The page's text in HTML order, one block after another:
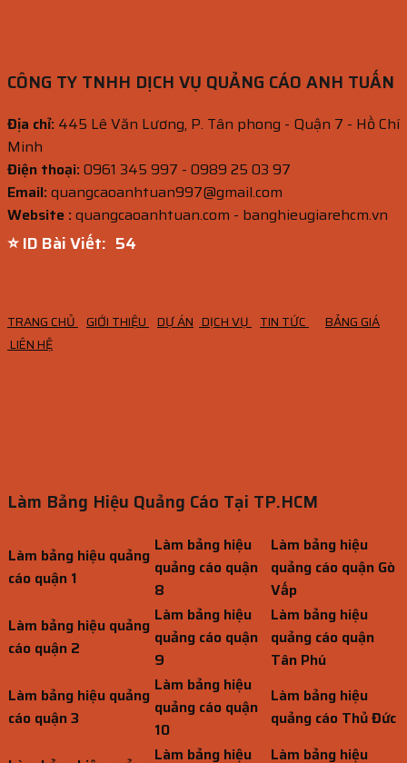
CÔNG TY TNHH DỊCH VỤ QUẢNG CÁO ANH TUẤN
Địa chỉ: 445 Lê Văn Lương, P. Tân phong - Quận 7 - Hồ Chí
Minh
Điện thoại:0961 345 997 - 0989 25 03 97
Email:quangcaoanhtuan997@gmail.com
Website :quangcaoanhtuan.com - banghieugiarehcm.vn
⭐ ID Bài Viết: 52
TRANG CHỦ GIỚI THIỆU DỰ ÁN DỊCH VỤ TIN TỨC
BẢNG GIÁ
LIÊN HỆ
Làm Bảng Hiệu Quảng Cáo Tại TP.HCM
Làm bảng hiệu quảng
cáo quận 1
Làm bảng hiệu
quảng cáo quận
8
Làm bảng hiệu
quảng cáo quận Gò
Vấp
Làm bảng hiệu quảng
cáo quận 2
Làm bảng hiệu
quảng cáo quận
9
Làm bảng hiệu
quảng cáo quận
Tân Phú
Làm bảng hiệu quảng
cáo quận 3
Làm bảng hiệu
quảng cáo quận
10
Làm bảng hiệu
quảng cáo Thủ Đức
Làm bảng hiệu
Làm bảng hiệu